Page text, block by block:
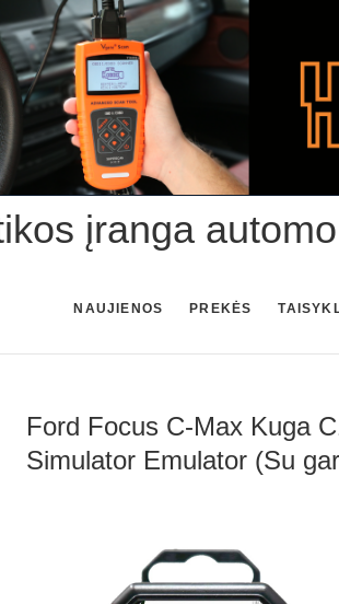
įranga
NAUJIENOS PREKĖS
Ford Focus C-Max Kuga
Simulator Emulator (Su